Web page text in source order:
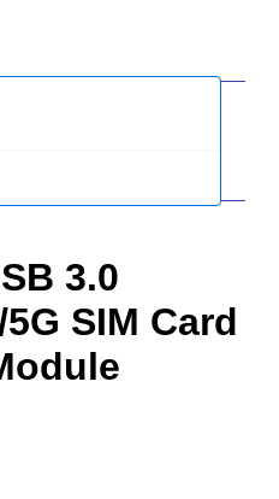
3.0
SIM Card